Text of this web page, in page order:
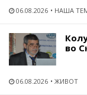
06.08.2026 НАША
во
06.08.2026 ЖИВОТ